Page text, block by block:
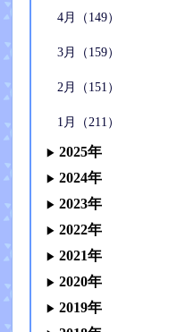
4月（149）
3月（159）
2月（151）
1月（211）
2025年
2024年
2023年
2022年
2021年
2020年
2019年